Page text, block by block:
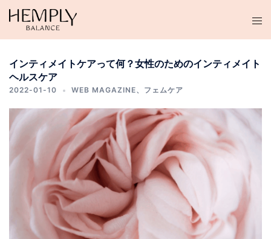
テ
インティメイトケアって何？女性のためのインティメイト
ヘルスケア
2022-01-10 WEB MAGAZINE、 フェムケア